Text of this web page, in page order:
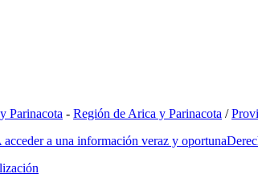
Parinacota - Región de Arica y Parinacota /
acceder a una información veraz y oportuna